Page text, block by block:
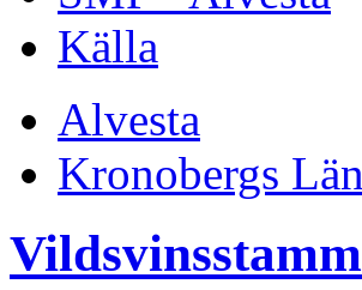
Källa
Alvesta
Kronobergs Län